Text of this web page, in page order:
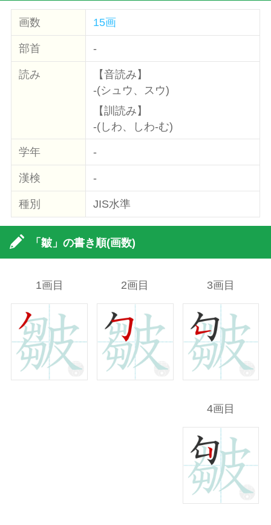
画数 15画
部首 -
読み
【音読み】
-(シュウ、スウ)
【訓読み】
-(しわ、しわ-む)
学年 -
漢検 -
種別 JIS水準
「皺」の書き順(画数)
1画目 2画目 3画目
4画目